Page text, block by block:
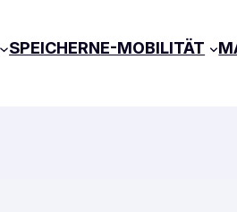
SPEICHERNE-MOBILITÄT